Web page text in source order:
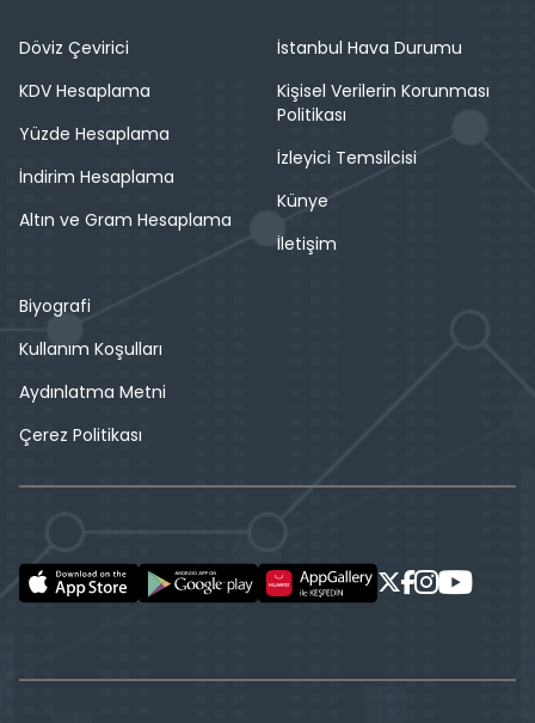
Döviz Çevirici
KDV Hesaplama
Yüzde Hesaplama
İndirim Hesaplama
Altın ve Gram Hesaplama
İstanbul Hava Durumu
Kişisel Verilerin Korunması
Politikası
İzleyici Temsilcisi
Künye
İletişim
Biyografi
Kullanım Koşulları
Aydınlatma Metni
Çerez Politikası